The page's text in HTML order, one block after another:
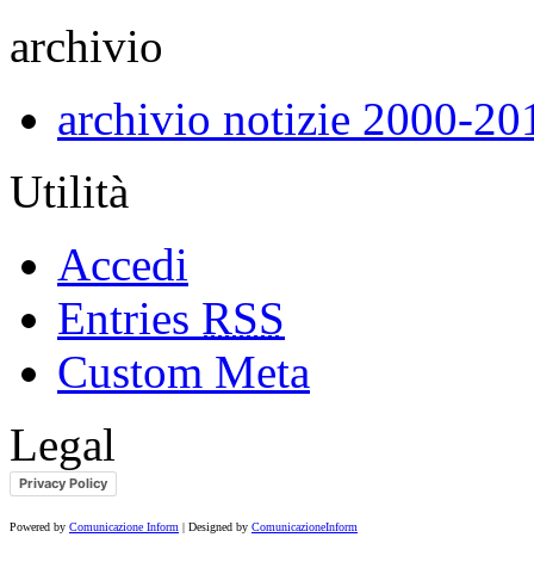
archivio
archivio notizie 2000-
Utilità
Accedi
Entries RSS
Custom Meta
Legal
Privacy Policy
Powered by Comunicazione Inform | Designed by ComunicazioneInform